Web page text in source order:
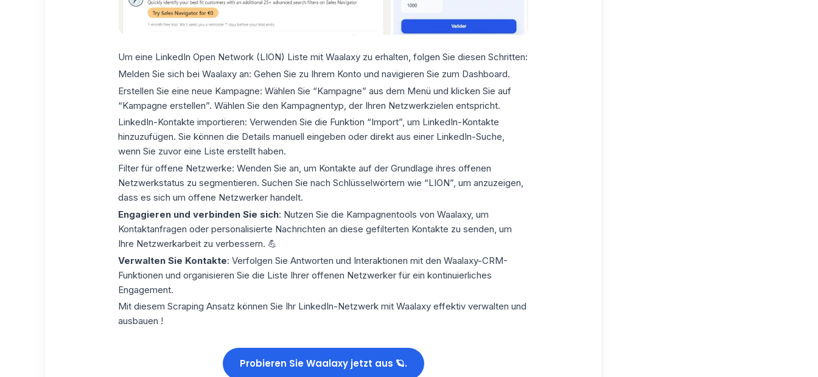
Um eine LinkedIn Open Network (LION) Liste mit Waalaxy zu erhalten, folgen Sie diesen Schritten:
Melden Sie sich bei Waalaxy an: Gehen Sie zu Ihrem Konto und navigieren Sie zum Dashboard.
Erstellen Sie eine neue Kampagne: Wählen Sie “Kampagne” aus dem Menü und klicken Sie auf
“Kampagne erstellen”. Wählen Sie den Kampagnentyp, der Ihren Netzwerkzielen entspricht.
LinkedIn-Kontakte importieren: Verwenden Sie die Funktion “Import”, um LinkedIn-Kontakte
hinzuzufügen. Sie können die Details manuell eingeben oder direkt aus einer LinkedIn-Suche,
wenn Sie zuvor eine Liste erstellt haben.
Filter für offene Netzwerke: Wenden Sie an, um Kontakte auf der Grundlage ihres offenen
Netzwerkstatus zu segmentieren. Suchen Sie nach Schlüsselwörtern wie “LION”, um anzuzeigen,
dass es sich um offene Netzwerker handelt.
Engagieren und verbinden Sie sich: Nutzen Sie die Kampagnentools von Waalaxy, um
Kontaktanfragen oder personalisierte Nachrichten an diese gefilterten Kontakte zu senden, um
Ihre Netzwerkarbeit zu verbessern. 💪
Verwalten Sie Kontakte: Verfolgen Sie Antworten und Interaktionen mit den Waalaxy-CRM-
Funktionen und organisieren Sie die Liste Ihrer offenen Netzwerker für ein kontinuierliches
Engagement.
Mit diesem Scraping Ansatz können Sie Ihr LinkedIn-Netzwerk mit Waalaxyeffektiv verwalten und
ausbauen !
Probieren Sie Waalaxy jetzt aus 🪐.